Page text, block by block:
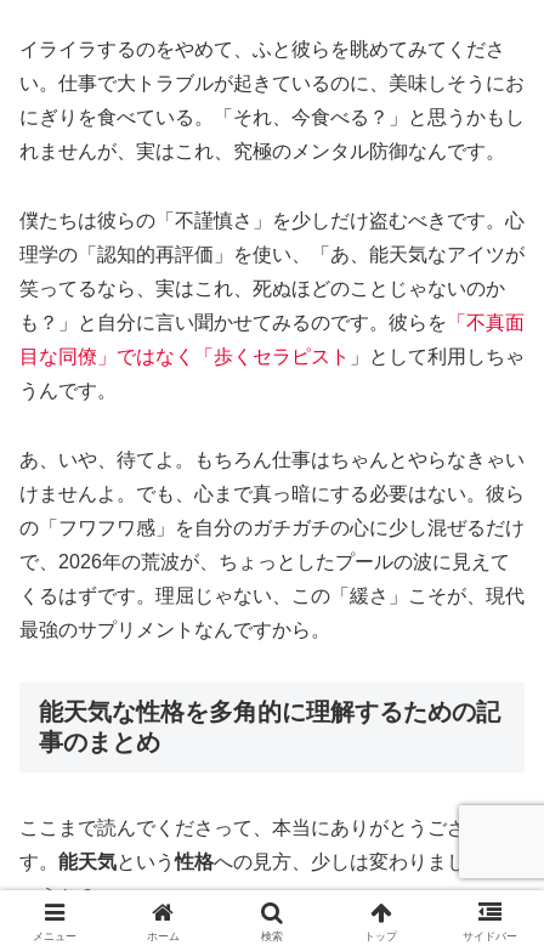
イライラするのをやめて、ふと彼らを眺めてみてくださ
い。仕事で大トラブルが起きているのに、美味しそうにお
にぎりを食べている。「それ、今食べる？」と思うかもし
れませんが、実はこれ、究極のメンタル防御なんです。
僕たちは彼らの「不謹慎さ」を少しだけ盗むべきです。心
理学の「 認知的再評価 」を使い、「あ、能天気なアイツが
笑ってるなら、実はこれ、死ぬほどのことじゃないのか
も？」と自分に言い聞かせてみるのです。彼らを 「不真面
目な同僚」ではなく「歩くセラピスト 」として利用しちゃ
うんです。
あ、いや、待てよ。もちろん仕事はちゃんとやらなきゃい
けませんよ。でも、心まで真っ暗にする必要はない。彼ら
の「フワフワ感」を自分のガチガチの心に少し混ぜるだけ
で、2026年の荒波が、ちょっとしたプールの波に見えて
くるはずです。理屈じゃない、この「緩さ」こそが、現代
最強のサプリメントなんですから。
能天気な性格を多角的に理解するための記
事のまとめ
ここまで読んでくださって、本当にありがとうございま
す。 能天気という性格への見方、少しは変わりましたでし
ょうか？
メニュー ホーム 検索 トップ サイドバー